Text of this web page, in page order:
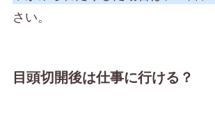
さい。
目頭切開後は仕事に行ける？